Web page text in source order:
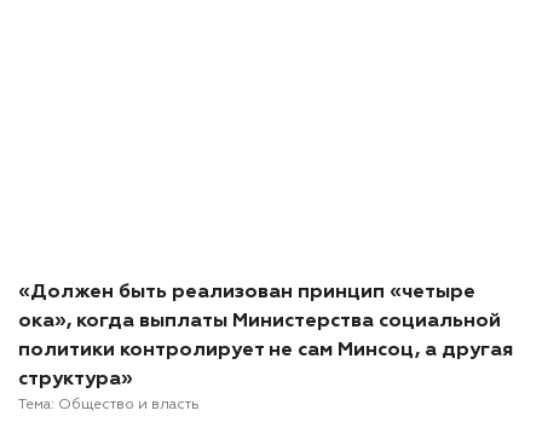
«Должен быть реализован принцип «четыре
ока», когда выплаты Министерства социальной
политики контролирует не сам Минсоц, а другая
структура»
Тема: Общество и власть